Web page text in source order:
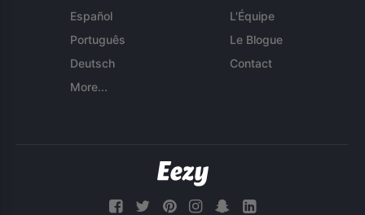
Español
Português
Deutsch
More...
L'Équipe
Le Blogue
Contact